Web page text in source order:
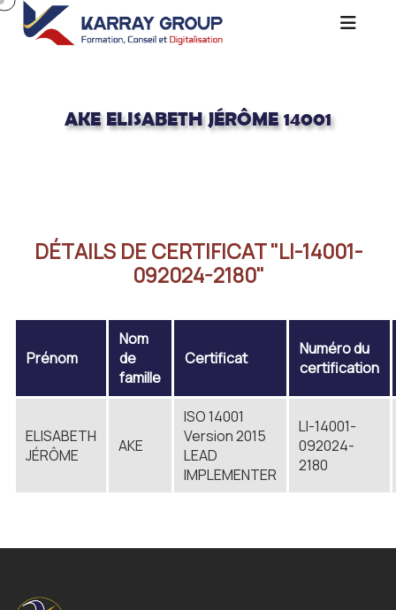
AKE ELISABETH JÉRÔME 14001
DÉTAILS DE CERTIFICAT "LI-14001-
092024-2180"
Prénom
Nom
de
famille
Certificat
Numéro du
certification
ELISABETH
JÉRÔME
AKE
ISO 14001
Version 2015
LEAD
IMPLEMENTER
LI-14001-
092024-
2180